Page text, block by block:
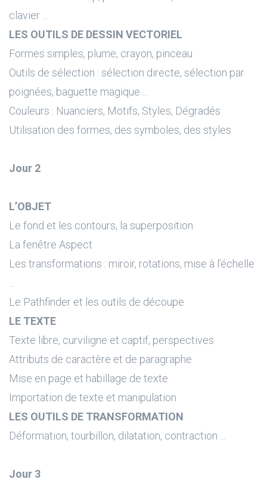
clavier ...
LES OUTILS DE DESSIN VECTORIEL
Formes simples, plume, crayon, pinceau
Outils de sélection : sélection directe, sélection par
poignées, baguette magique ...
Couleurs : Nuanciers, Motifs, Styles, Dégradés
Utilisation des formes, des symboles, des styles
Jour 2
L’OBJET
Le fond et les contours, la superposition
La fenêtre Aspect
Les transformations : miroir, rotations, mise à l’échelle
Le Pathfinder et les outils de découpe
LE TEXTE
Texte libre, curviligne et captif, perspectives
Attributs de caractère et de paragraphe
Mise en page et habillage de texte
Importation de texte et manipulation
LES OUTILS DE TRANSFORMATION
Déformation, tourbillon, dilatation, contraction ...
Jour 3